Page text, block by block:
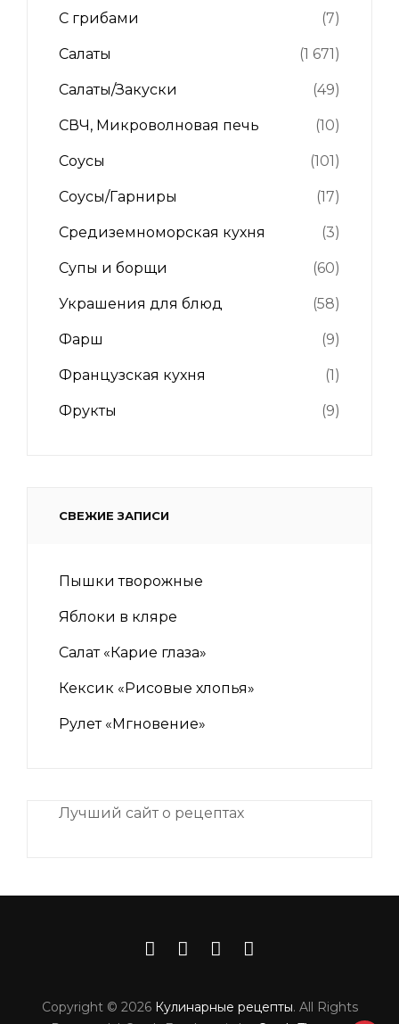
С грибами (7)
Салаты (1 671)
Салаты/Закуски (49)
СВЧ, Микроволновая печь (10)
Соусы (101)
Соусы/Гарниры (17)
Средиземноморская кухня (3)
Супы и борщи (60)
Украшения для блюд (58)
Фарш (9)
Французская кухня (1)
Фрукты (9)
СВЕЖИЕ ЗАПИСИ
Пышки творожные
Яблоки в кляре
Салат «Карие глаза»
Кексик «Рисовые хлопья»
Рулет «Мгновение»
Лучший сайт о рецептах
iNii.ruinstagram
facebook
шеф-
Copyright © 2026 Кулинарные рецепты. All Rights